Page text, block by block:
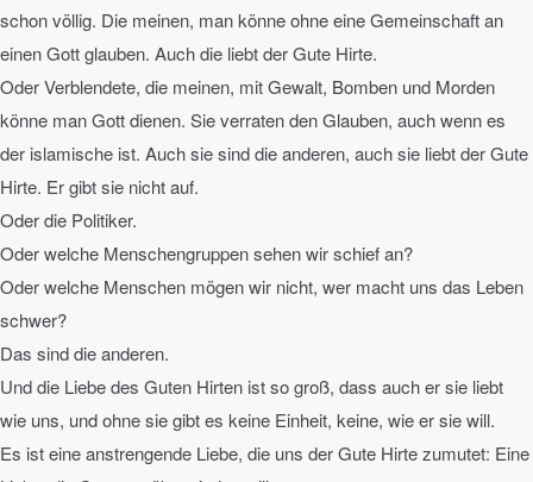
schon völlig. Die meinen, man könne ohne eine Gemeinschaft an
einen Gott glauben. Auch die liebt der Gute Hirte.
Oder Verblendete, die meinen, mit Gewalt, Bomben und Morden
könne man Gott dienen. Sie verraten den Glauben, auch wenn es
der islamische ist. Auch sie sind die anderen, auch sie liebt der Gute
Hirte. Er gibt sie nicht auf.
Oder die Politiker.
Oder welche Menschengruppen sehen wir schief an?
Oder welche Menschen mögen wir nicht, wer macht uns das Leben
schwer?
Das sind die anderen.
Und die Liebe des Guten Hirten ist so groß, dass auch er sie liebt
wie uns, und ohne sie gibt es keine Einheit, keine, wie er sie will.
Es ist eine anstrengende Liebe, die uns der Gute Hirte zumutet: Eine